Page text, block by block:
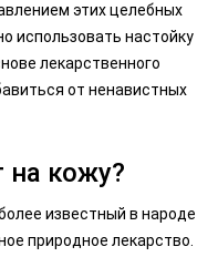
этих целебных
использовать настойку
лекарственного
от ненавистных
на кожу?
известный в народе
природное лекарство.